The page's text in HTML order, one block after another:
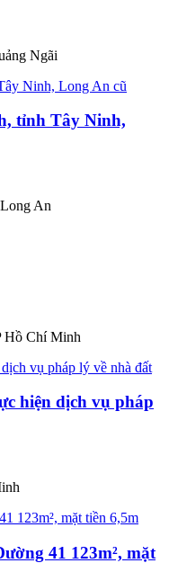
Ngãi
tỉnh Tây Ninh,
An
Hồ Chí Minh
hiện dịch vụ pháp
41 123m², mặt